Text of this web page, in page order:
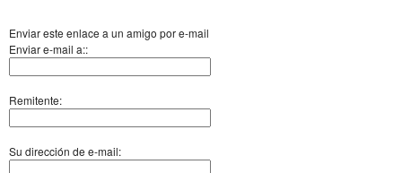
Enviar este enlace a un amigo por e-mail
Enviar e-mail a::
Remitente:
Su dirección de e-mail: